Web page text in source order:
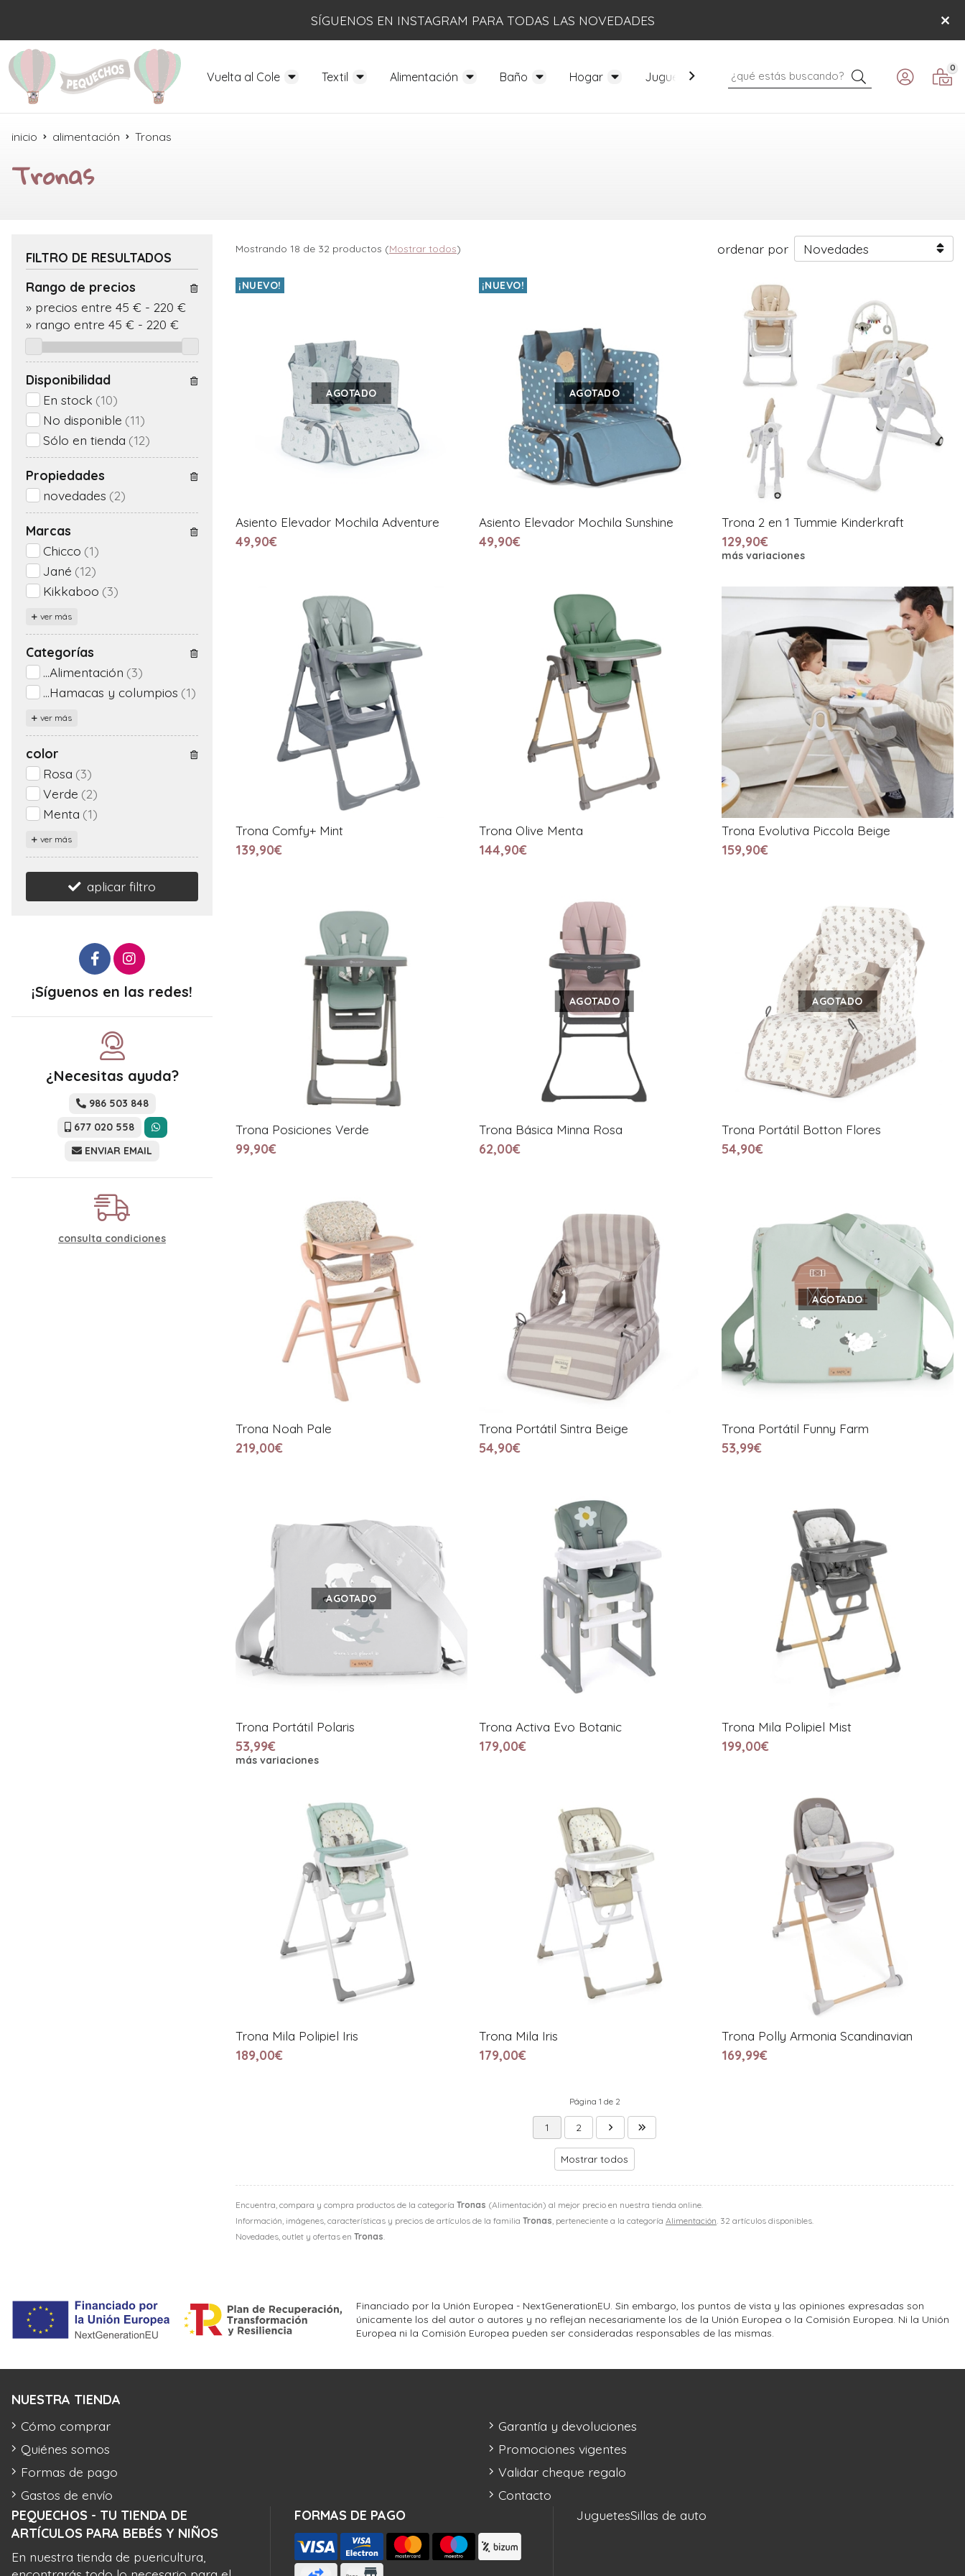
SÍGUENOS EN INSTAGRAM PARA TODAS LAS NOVEDADES
Vuelta al Cole Textil Alimentación Baño Hogar Juguetes Mobiliario Paseo Verano
Buscar 0
inicio alimentación Tronas
Tronas
Encuentra, compara y compra productos de la categoría Tronas (Alimentación) al mejor precio en nuestra tienda online.
Información, imágenes, características y precios de artículos de la familia Tronas, perteneciente a la categoría Alimentación. 32 artículos disponibles.
Novedades, outlet y ofertas en Tronas.
Mostrando 18 de 32 productos (Mostrar todos) ordenar por
¡NUEVO!
AGOTADO
Asiento Elevador Mochila Adventure
49,90€
¡NUEVO!
AGOTADO
Asiento Elevador Mochila Sunshine
49,90€
Trona 2 en 1 Tummie Kinderkraft
129,90€
más variaciones
Trona Comfy+ Mint
139,90€
Trona Olive Menta
144,90€
Trona Evolutiva Piccola Beige
159,90€
Trona Posiciones Verde
99,90€
AGOTADO
Trona Básica Minna Rosa
62,00€
AGOTADO
Trona Portátil Botton Flores
54,90€
Trona Noah Pale
219,00€
Trona Portátil Sintra Beige
54,90€
AGOTADO
Trona Portátil Funny Farm
53,99€
AGOTADO
Trona Portátil Polaris
53,99€
más variaciones
Trona Activa Evo Botanic
179,00€
Trona Mila Polipiel Mist
199,00€
Trona Mila Polipiel Iris
189,00€
Trona Mila Iris
179,00€
Trona Polly Armonia Scandinavian
169,99€
Página 1 de 2
1 2
Mostrar todos
FILTRO DE RESULTADOS
Rango de precios
» precios entre 45 € - 220 €
» rango entre 45 € - 220 €
Disponibilidad
En stock (10)
No disponible (11)
Sólo en tienda (12)
Propiedades
novedades (2)
Marcas
Chicco (1)
Jané (12)
Kikkaboo (3)
ver más
Categorías
...Alimentación (3)
...Hamacas y columpios (1)
ver más
color
Rosa (3)
Verde (2)
Menta (1)
ver más
aplicar filtro
¡Síguenos en las redes!
¿Necesitas ayuda?
986 503 848
677 020 558
ENVIAR EMAIL
consulta condiciones
Financiado por la Unión Europea - NextGenerationEU. Sin embargo, los puntos de vista y las opiniones expresadas son
únicamente los del autor o autores y no reflejan necesariamente los de la Unión Europea o la Comisión Europea. Ni la Unión
Europea ni la Comisión Europea pueden ser consideradas responsables de las mismas.
PEQUECHOS - TU TIENDA DE
ARTÍCULOS PARA BEBÉS Y NIÑOS
En nuestra tienda de puericultura,
FORMAS DE PAGO
NUESTRA TIENDA
Cómo comprar
Quiénes somos
Formas de pago
Gastos de envío
Garantía y devoluciones
Promociones vigentes
Validar cheque regalo
Contacto
JuguetesSillas de auto